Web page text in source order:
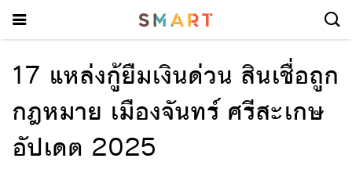
17 แหล่งกู้ยืมเงินด่วน สินเชื่อถูก
กฎหมาย เมืองจันทร์ ศรีสะเกษ
อัปเดต 2025